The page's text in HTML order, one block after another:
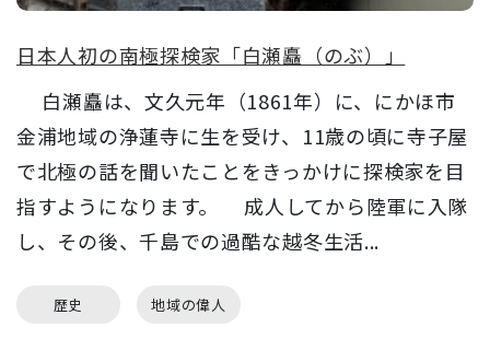
日本人初の南極探検家「白瀬矗（のぶ）」
白瀬矗は、文久元年（1861年）に、にかほ市
金浦地域の浄蓮寺に生を受け、11歳の頃に寺子屋
で北極の話を聞いたことをきっかけに探検家を目
指すようになります。 成人してから陸軍に入隊
し、その後、千島での過酷な越冬生活...
歴史 地域の偉人